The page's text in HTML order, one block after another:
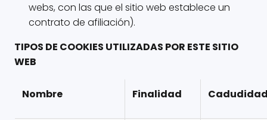
webs, con las que el sitio web establece un
contrato de afiliación).
TIPOS DE COOKIES UTILIZADAS POR ESTE SITIO
WEB
Nombre Finalidad